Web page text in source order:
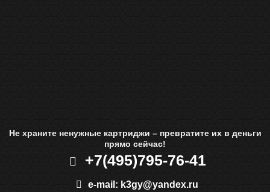
Не храните ненужные картриджи – превратите их в деньги
прямо сейчас!
+7(495)795-76-41
e-mail: k3gy@yandex.ru